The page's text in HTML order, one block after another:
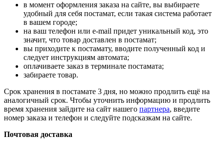
в момент оформления заказа на сайте, вы выбираете
удобный для себя постамат, если такая система работает
в вашем городе;
на ваш телефон или e-mail придет уникальный код, это
значит, что товар доставлен в постамат;
вы приходите к постамату, вводите полученный код и
следует инструкциям автомата;
оплачиваете заказ в терминале постамата;
забираете товар.
Срок хранения в постамате 3 дня, но можно продлить ещё на
аналогичный срок. Чтобы уточнить информацию и продлить
время хранения зайдите на сайт нашего партнера, введите
номер заказа и телефон и следуйте подсказкам на сайте.
Почтовая доставка